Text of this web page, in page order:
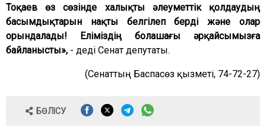
Тоқаев өз сөзінде халықты әлеуметтік қолдаудың
басымдықтарын нақты белгілеп берді және олар
орындалады! Еліміздің болашағы әрқайсымызға
байланысты», - деді Сенат депутаты.
(Сенаттың Баспасөз қызметі, 74-72-27)
БӨЛІСУ